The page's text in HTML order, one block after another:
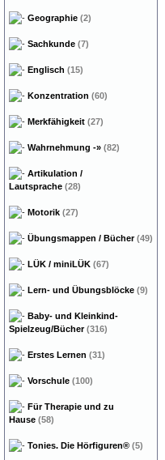
Geographie (2)
Sachkunde (7)
Englisch (15)
Konzentration (60)
Merkfähigkeit (27)
Wahrnehmung -» (82)
Artikulation /
Lautsprache (28)
Motorik (27)
Übungsmappen / Bücher(49)
LÜK / miniLÜK (67)
Lern- und Übungsblöcke (9)
Baby- und Kleinkind-
Spielzeug/Bücher(316)
Erstes Lernen (31)
Vorschule (100)
Für Therapie und zu
Hause (58)
Tonies. Die Hörfiguren® (5)